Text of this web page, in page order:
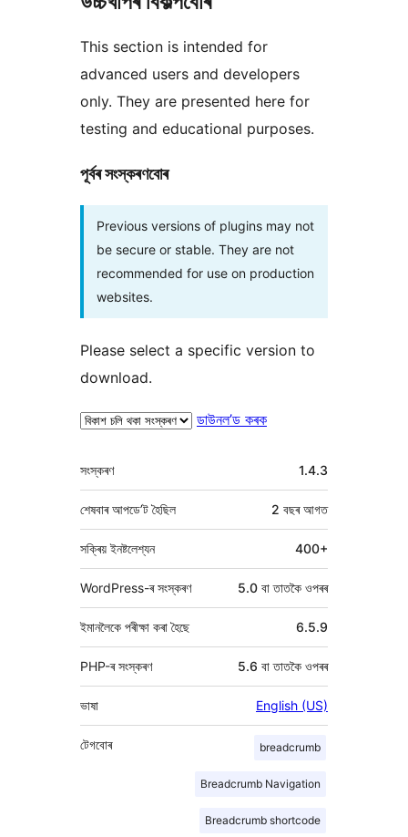
This section is intended for
advanced users and developers
only. They are presented here for
testing and educational purposes.
পূৰ্বৰ সংস্কৰণবোৰ
Previous versions of plugins may not
be secure or stable. They are not
recommended for use on production
websites.
Please select a specific version to
download.
ডাউনল’ড কৰক
মেটা 1.4.3
সংস্কৰণ
2 বছৰআগত
শেষবাৰ আপডে’ট হৈছিল
সক্ৰিয় ইনষ্টলেশ্যন 400+
WordPress-ৰ সংস্কৰণ 5.0 বা তাতকৈ ওপৰৰ
ইমানলৈকে পৰীক্ষা কৰা হৈছে 6.5.9
PHP-ৰ সংস্কৰণ 5.6 বা তাতকৈ ওপৰৰ
ভাষা English (US)
breadcrumb
Breadcrumb Navigation
Breadcrumb shortcode
টেগবোৰ